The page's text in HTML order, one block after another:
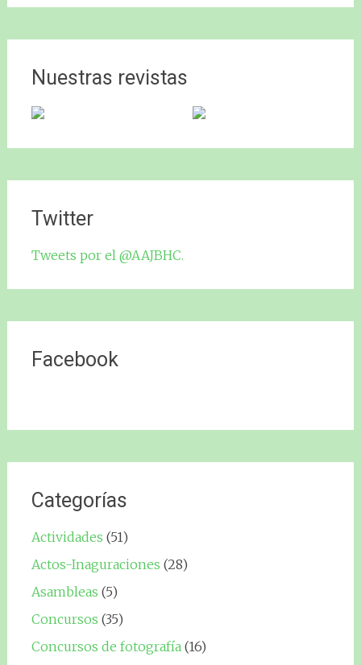
Nuestras revistas
Twitter
Tweets por el @AAJBHC.
Facebook
Categorías
Actividades (51)
Actos-Inaguraciones (28)
Asambleas (5)
Concursos (35)
Concursos de fotografía(16)